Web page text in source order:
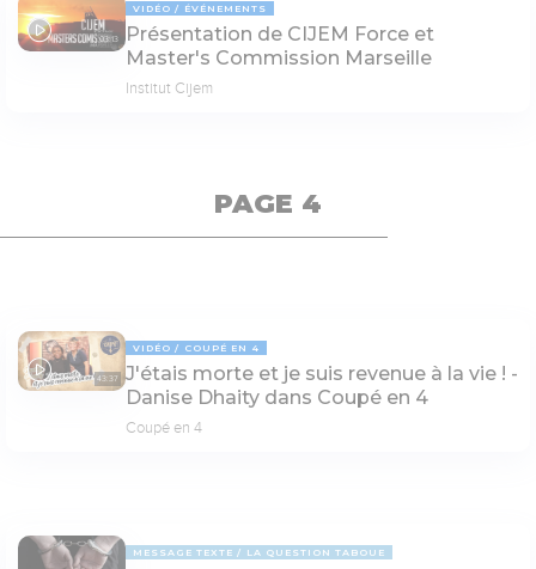
03:13
VIDÉO ÉVÉNEMENTS
Présentation de CIJEM Force et
Master's Commission Marseille
Institut Cijem
PAGE 4
43:37
VIDÉO COUPÉ EN 4
J'étais morte et je suis revenue à la vie ! -
Danise Dhaity dans Coupé en 4
Coupé en 4
MESSAGE TEXTE LA QUESTION TABOUE